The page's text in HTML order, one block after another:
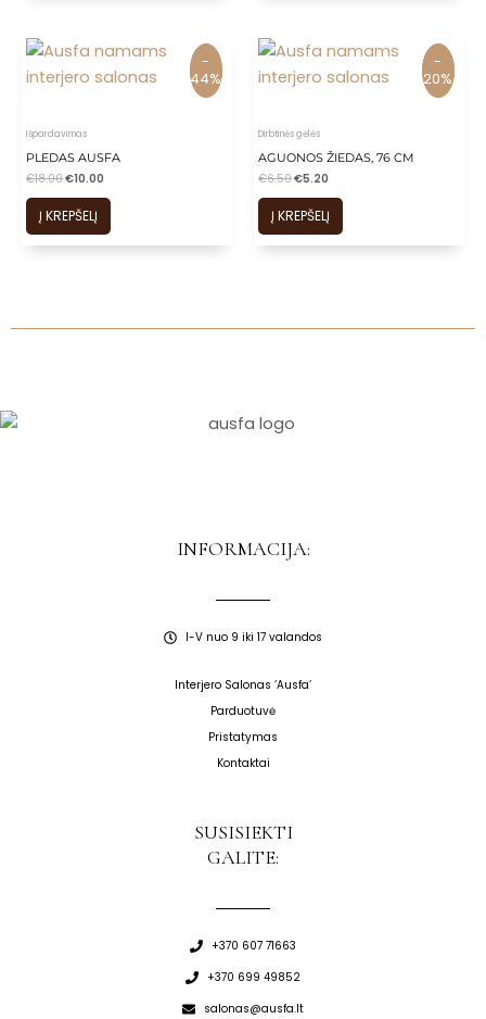
-
44%
-
44%
Išpardavimas
PLEDAS AUSFA
€18.00€10.00
Į KREPŠELĮ
-
20%
-
20%
Dirbtinės gėlės
AGUONOS ŽIEDAS, 76 CM
€6.50€5.20
Į KREPŠELĮ
INFORMACIJA:
I-V nuo 9 iki 17 valandos
Interjero Salonas ‘Ausfa’
Parduotuvė
Pristatymas
Kontaktai
SUSISIEKTI
GALITE:
+370 607 71663
+370 699 49852
salonas@ausfa.lt